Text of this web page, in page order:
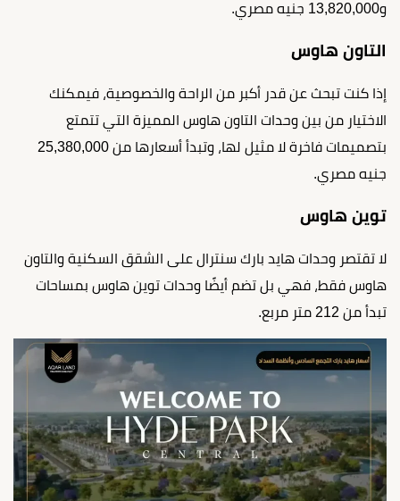
و13,820,000 جنيه مصري.
التاون هاوس
إذا كنت تبحث عن قدر أكبر من الراحة والخصوصية، فيمكنك
الاختيار من بين وحدات التاون هاوس المميزة التي تتمتع
بتصميمات فاخرة لا مثيل لها، وتبدأ أسعارها من 25,380,000
جنيه مصري.
توين هاوس
لا تقتصر وحدات هايد بارك سنترال على الشقق السكنية والتاون
هاوس فقط، فهي بل تضم أيضًا وحدات توين هاوس بمساحات
تبدأ من 212 متر مربع.